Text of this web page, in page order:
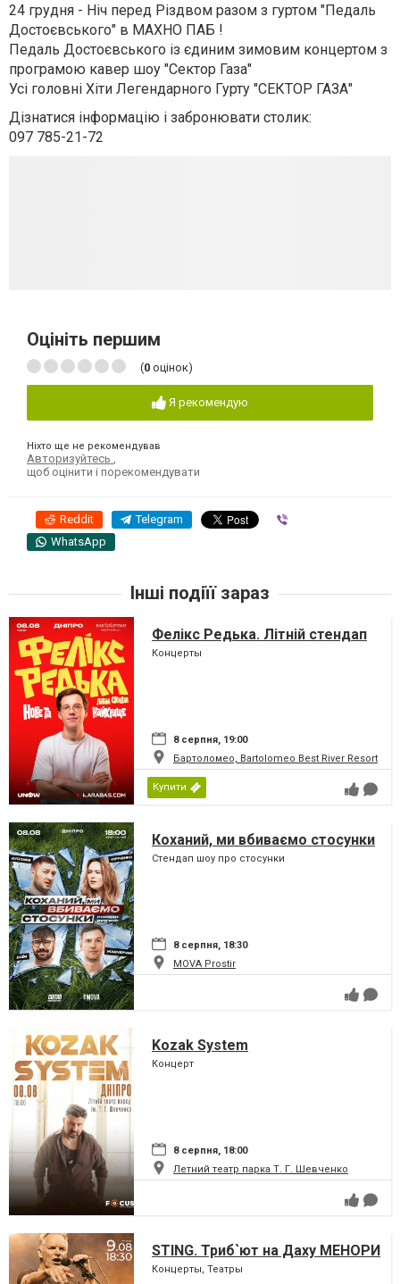
24 грудня - Ніч перед Різдвом разом з гуртом "Педаль
Достоєвського" в MAXHO ПАБ !
Педаль Достоєвського із єдиним зимовим концертом з
програмою кавер шоу "Сектор Газа"
Усі головні Хіти Легендарного Гурту "СЕКТОР ГАЗА"
Дізнатися інформацію і забронювати столик:
097 785-21-72
Оцініть першим
(0 оцінок)
Я рекомендую
Ніхто ще не рекомендував
Авторизуйтесь ,
щоб оцінити і порекомендувати
Reddit Telegram
WhatsApp
Інші подіїї зараз
Фелікс Редька. Літній стендап
Концерты
8 серпня, 19:00
Бартоломео, Bartolomeo Best River Resort
Купити
Коханий, ми вбиваємо стосунки
Стендап шоу про стосунки
8 серпня, 18:30
MOVA Рrostir
Kozak System
Концерт
8 серпня, 18:00
Летний театр парка Т. Г. Шевченко
STING. Триб`ют на Даху МЕНОРИ
Концерты, Театры